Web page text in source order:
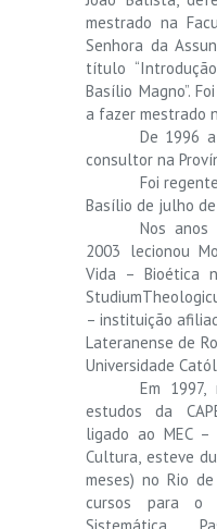
mestrado na
Senhora da
título
Basílio Magno”.
a fazer mestrado
De 1996
consultor na
Foi
Basílio de julho
Nos anos
2003 lecionou
Vida – Bioética
– instituição
Lateranense de
Universidade
Em
estudos da
ligado ao MEC
Cultura, esteve
meses) no Rio
cursos para o